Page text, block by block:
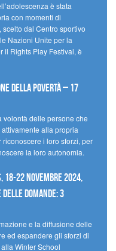
è stata
con momenti di
dal Centro sportivo
Nazioni Unite per la
il Rights Play Festival, è
della povertà – 17
volontà delle persone che
alla propria
i loro sforzi, per
la loro autonomia.
22 novembre 2024,
domande: 3
e la diffusione delle
ed espandere gli sforzi di
Winter School